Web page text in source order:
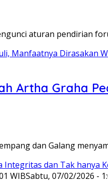
aturan pendirian
Artha Graha
dan Galang
WIBSabtu, 07/02/2026 -